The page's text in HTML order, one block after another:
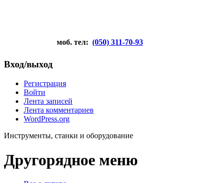
моб. тел: (050) 311-70-93
Вход/выход
Регистрация
Войти
Лента записей
Лента комментариев
WordPress.org
Инструменты, станки и оборудование
Другорядное меню